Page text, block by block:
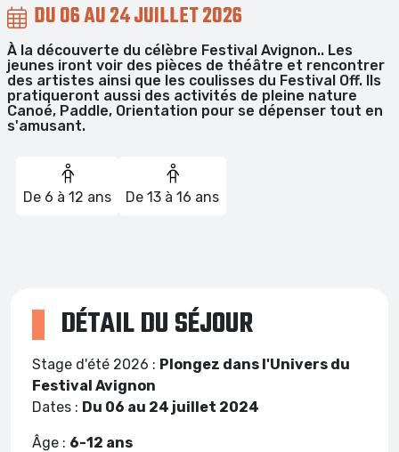
DU 06 AU 24 JUILLET 2026
À la découverte du célèbre Festival Avignon.. Les
jeunes iront voir des pièces de théâtre et rencontrer
des artistes ainsi que les coulisses du Festival Off. Ils
pratiqueront aussi des activités de pleine nature
Canoé, Paddle, Orientation pour se dépenser tout en
s'amusant.
De 6 à 12 ans De 13 à 16 ans
DÉTAIL DU SÉJOUR
Stage d'été 2026 : Plongez dans l'Univers du
Festival Avignon
Dates : Du 06 au 24 juillet 2024
Âge : 6-12 ans